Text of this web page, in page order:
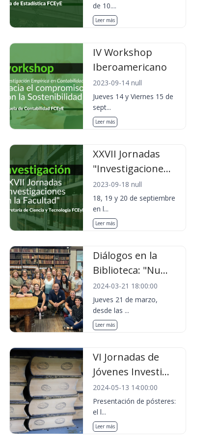
de 10....
Leer más
IV Workshop
Iberoamericano
2023-09-14 null
Jueves 14 y Viernes 15 de
sept...
Leer más
XXVII Jornadas
"Investigacione...
2023-09-18 null
18, 19 y 20 de septiembre
en l...
Leer más
Diálogos en la
Biblioteca: "Nu...
2024-03-21 18:00:00
Jueves 21 de marzo,
desde las ...
Leer más
VI Jornadas de
Jóvenes Investi...
2024-05-13 14:00:00
Presentación de pósteres:
el l...
Leer más